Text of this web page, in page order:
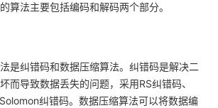
算法主要包括编码和解码两个部分。
是纠错码和数据压缩算法。纠错码是解决二
而导致数据丢失的问题，采用RS纠错码、
纠错码。数据压缩算法可以将数据编